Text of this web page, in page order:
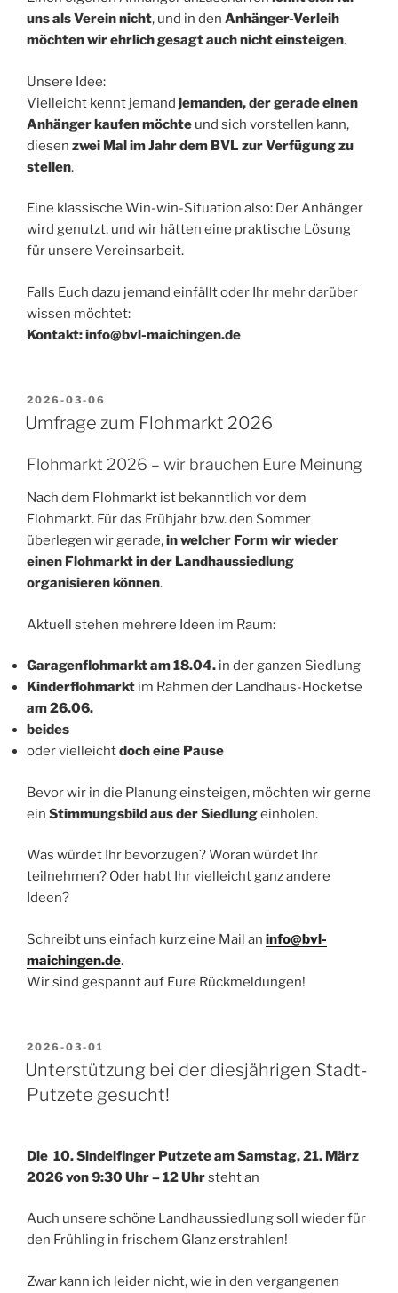
uns als Verein nicht, und in den Anhänger-Verleih
möchten wir ehrlich gesagt auch nicht einsteigen.
Unsere Idee:
Vielleicht kennt jemand jemanden, der gerade einen
Anhänger kaufen möchte und sich vorstellen kann,
diesen zwei Mal im Jahr dem BVL zur Verfügung zu
stellen.
Eine klassische Win-win-Situation also: Der Anhänger
wird genutzt, und wir hätten eine praktische Lösung
für unsere Vereinsarbeit.
Falls Euch dazu jemand einfällt oder Ihr mehr darüber
wissen möchtet:
Kontakt: info@bvl-maichingen.de
VERÖFFENTLICHT
AM
2026-03-06
Umfrage zum Flohmarkt 2026
Flohmarkt 2026 – wir brauchen Eure Meinung
Nach dem Flohmarkt ist bekanntlich vor dem
Flohmarkt. Für das Frühjahr bzw. den Sommer
überlegen wir gerade,in welcher Form wir wieder
einen Flohmarkt in der Landhaussiedlung
organisieren können.
Aktuell stehen mehrere Ideen im Raum:
Garagenflohmarkt am 18.04. in der ganzen Siedlung
Kinderflohmarkt im Rahmen der Landhaus-Hocketse
am 26.06.
beides
oder vielleichtdoch eine Pause
Bevor wir in die Planung einsteigen, möchten wir gerne
ein Stimmungsbild aus der Siedlungeinholen.
Was würdet Ihr bevorzugen? Woran würdet Ihr
teilnehmen? Oder habt Ihr vielleicht ganz andere
Ideen?
Schreibt uns einfach kurz eine Mail an info@bvl-
maichingen.de.
Wir sind gespannt auf Eure Rückmeldungen!
VERÖFFENTLICHT
AM
2026-03-01
Unterstützung bei der diesjährigen Stadt-
Putzete gesucht!
Die 10. Sindelfinger Putzete am Samstag, 21. März
2026 von 9:30 Uhr – 12 Uhrsteht an
Auch unsere schöne Landhaussiedlung soll wieder für
den Frühling in frischem Glanz erstrahlen!
Zwar kann ich leider nicht, wie in den vergangenen